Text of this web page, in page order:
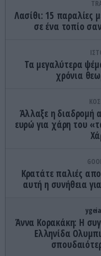
Λασίθι: 15 παραλίες
σε ένα τοπίο
Τα μεγαλύτερα
χρόνια
Άλλαξε η διαδρομή
ευρώ για χάρη του
Κρατάτε παλιές
αυτή η συνήθεια
Άννα Κορακάκη: Η
Ελληνίδα